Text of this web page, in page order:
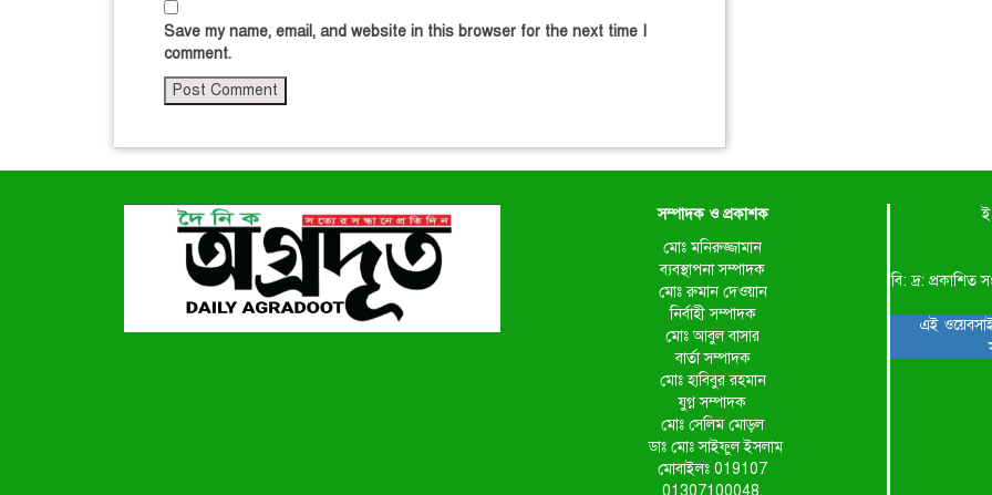
Save my name, email, and website in this browser for the next time I
comment.
সম্পাদক ও প্রকাশক
মোঃ মনিরুজ্জামান
ব্যবস্থাপনা সম্পাদক
মোঃ রুমান দেওয়ান
নির্বাহী সম্পাদক
মোঃ আবুল বাসার
বার্তা সম্পাদক
মোঃ হাবিবুর রহমান
যুগ্ন সম্পাদক
মোঃ সেলিম মোড়ল
ডাঃ মোঃ সাইফুল ইসলাম
মোবাইলঃ 019107
বি: দ্র:
এই